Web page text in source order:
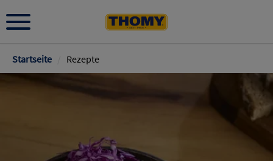
Pfadnavigation
Startseite Rezepte